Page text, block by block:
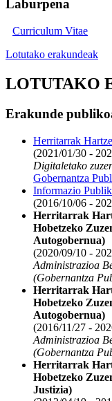
Laburpena
Curriculum Vitae
Lotutako erakundeak
LOTUTAKO
Erakunde
Herritarrak
(2021/01/30 -
Digitaletako
Gobernantza
Informazio
(2016/10/06 -
Herritarrak
Hobetzeko
Autogobernua)
(2020/09/10 -
Administrazioa
(Gobernantza
Herritarrak
Hobetzeko
Autogobernua)
(2016/11/27 -
Administrazioa
(Gobernantza
Herritarrak
Hobetzeko
Justizia)